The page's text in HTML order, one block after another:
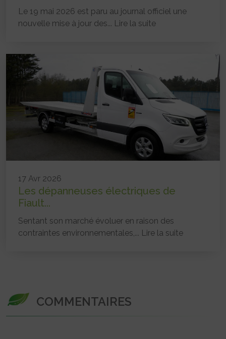
Le 19 mai 2026 est paru au journal officiel une
nouvelle mise à jour des... Lire la suite
17 Avr 2026
Les dépanneuses électriques de
Fiault...
Sentant son marché évoluer en raison des
contraintes environnementales,... Lire la suite
COMMENTAIRES